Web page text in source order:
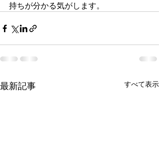
持ちが分かる気がします。
最新記事 すべて表示